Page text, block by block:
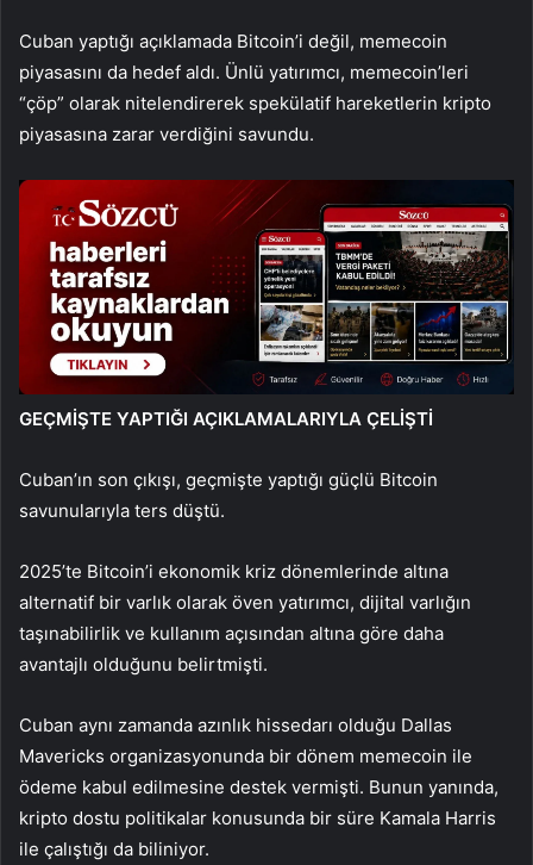
Cuban yaptığı açıklamada Bitcoin’i değil, memecoin
piyasasını da hedef aldı. Ünlü yatırımcı, memecoin’leri
“çöp” olarak nitelendirerek spekülatif hareketlerin kripto
piyasasına zarar verdiğini savundu.
GEÇMİŞTE YAPTIĞI AÇIKLAMALARIYLA ÇELİŞTİ
Cuban’ın son çıkışı, geçmişte yaptığı güçlü Bitcoin
savunularıyla ters düştü.
2025’te Bitcoin’i ekonomik kriz dönemlerinde altına
alternatif bir varlık olarak öven yatırımcı, dijital varlığın
taşınabilirlik ve kullanım açısından altına göre daha
avantajlı olduğunu belirtmişti.
Cuban aynı zamanda azınlık hissedarı olduğu Dallas
Mavericks organizasyonunda bir dönem memecoin ile
ödeme kabul edilmesine destek vermişti. Bunun yanında,
kripto dostu politikalar konusunda bir süre Kamala Harris
ile çalıştığı da biliniyor.